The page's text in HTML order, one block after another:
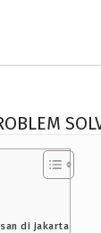
di jakarta